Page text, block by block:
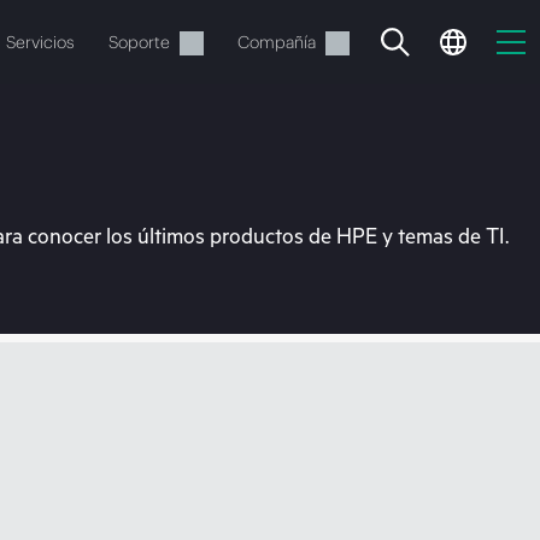
Servicios Soporte Compañía
conocer los últimos productos de HPE y temas de TI.